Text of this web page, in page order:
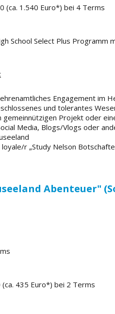
(ca. 1.540 Euro*) bei 4 Terms
School Select Plus Programm
Engagement im
und tolerantes
gemeinnützigen Projekt oder
Media, Blogs/Vlogs oder
r „Study Nelson
Abenteuer"
(ca. 435 Euro*) bei 2 Terms